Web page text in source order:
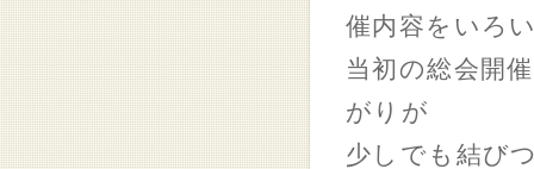
催内容をいろ
当初の総会開
がりが
少しでも結び